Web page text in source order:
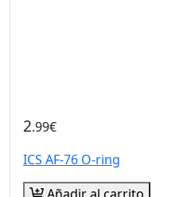
2.99€
ICS AF-76 O-ring
Añadir al carrito